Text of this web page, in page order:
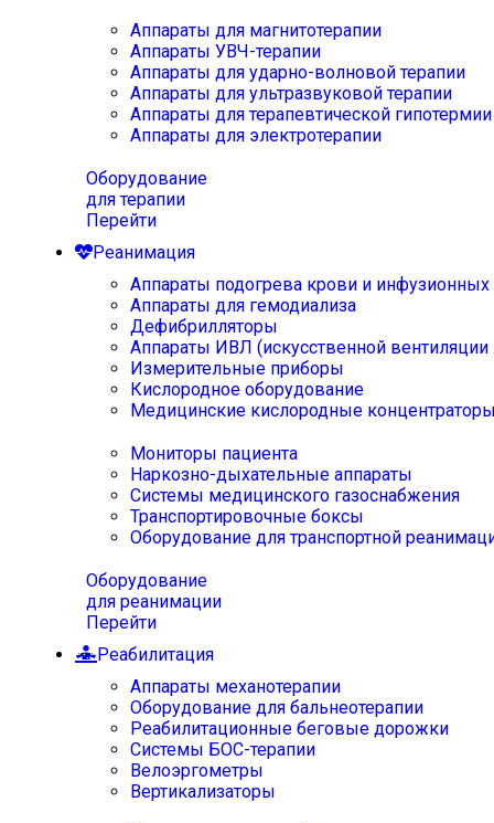
Аппараты для магнитотерапии
Аппараты УВЧ-терапии
Аппараты для ударно-волновой терапии
Аппараты для ультразвуковой терапии
Аппараты для терапевтической
Аппараты для электротерапии
Оборудование
для терапии
Перейти
Реанимация
Аппараты подогрева крови и инфузионных
Аппараты для гемодиализа
Дефибрилляторы
Аппараты ИВЛ (искусственной вентиляции
Измерительные приборы
Кислородное оборудование
Медицинские кислородные
Мониторы пациента
Наркозно-дыхательные аппараты
Системы медицинского газоснабжения
Транспортировочные боксы
Оборудование для транспортной
Оборудование
для реанимации
Перейти
Реабилитация
Аппараты механотерапии
Оборудование для бальнеотерапии
Реабилитационные беговые дорожки
Системы БОС-терапии
Велоэргометры
Вертикализаторы